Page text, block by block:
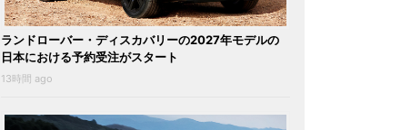
ランドローバー・ディスカバリーの2027年モデルの
日本における予約受注がスタート
13時間 ago